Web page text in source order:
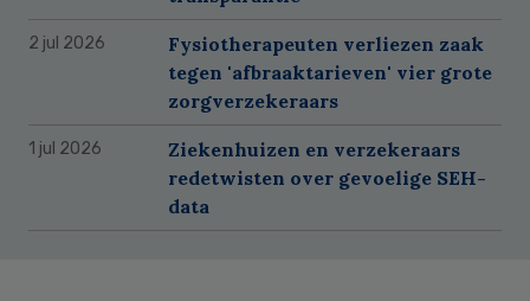
2 jul 2026
Fysiotherapeuten verliezen zaak
tegen 'afbraaktarieven' vier grote
zorgverzekeraars
1 jul 2026
Ziekenhuizen en verzekeraars
redetwisten over gevoelige SEH-
data